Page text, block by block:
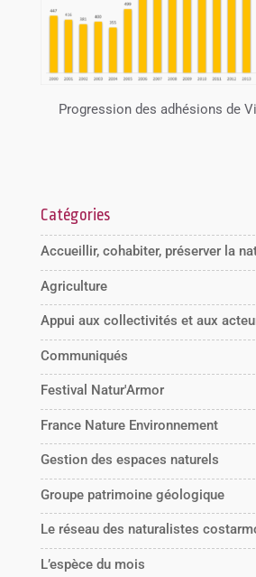
Progression des adhésions de
Catégories
Accueillir, cohabiter, préserver la
Agriculture
Appui aux collectivités et aux
Communiqués
Festival Natur'Armor
France Nature Environnement
Gestion des espaces naturels
Groupe patrimoine géologique
Le réseau des naturalistes
L’espèce du mois